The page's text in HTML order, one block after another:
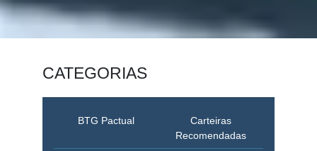
CATEGORIAS
BTG Pactual
Carteiras
Recomendadas